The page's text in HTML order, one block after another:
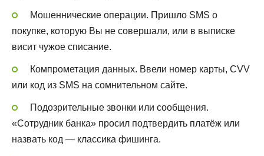
Мошеннические операции. Пришло SMS о
покупке, которую Вы не совершали, или в выписке
висит чужое списание.
Компрометация данных. Ввели номер карты, CVV
или код из SMS на сомнительном сайте.
Подозрительные звонки или сообщения.
«Сотрудник банка» просил подтвердить платёж или
назвать код — классика фишинга.